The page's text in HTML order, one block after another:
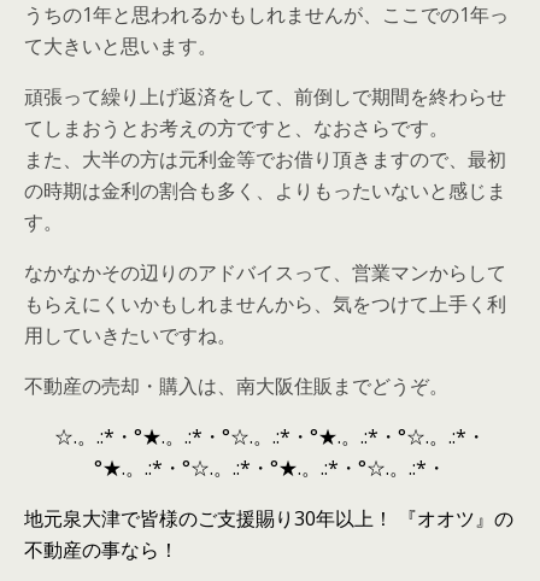
うちの1年と思われるかもしれませんが、ここでの1年っ
て大きいと思います。
頑張って繰り上げ返済をして、前倒しで期間を終わらせ
てしまおうとお考えの方ですと、なおさらです。
また、大半の方は元利金等でお借り頂きますので、最初
の時期は金利の割合も多く、よりもったいないと感じま
す。
なかなかその辺りのアドバイスって、営業マンからして
もらえにくいかもしれませんから、気をつけて上手く利
用していきたいですね。
不動産の売却・購入は、南大阪住販までどうぞ。
☆.。.:*・°★.。.:*・°☆.。.:*・°★.。.:*・°☆.。.:*・
°★.。.:*・°☆.。.:*・°★.。.:*・°☆.。.:*・
地元泉大津で皆様のご支援賜り30年以上！ 『オオツ』の
不動産の事なら！